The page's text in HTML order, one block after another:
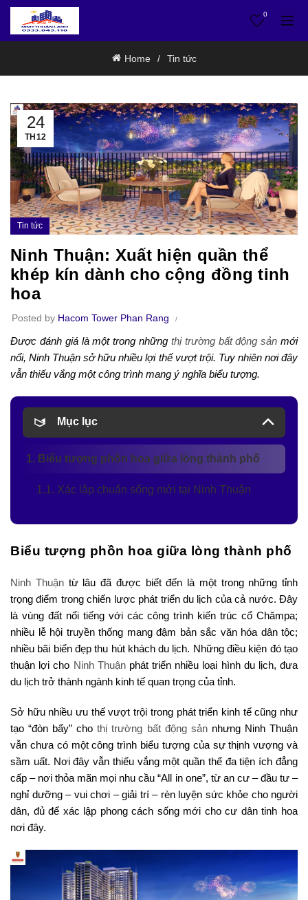
0
Home Tin tức
24
TH12
Tin tức
Ninh Thuận: Xuất hiện quần thể
khép kín dành cho cộng đồng tinh
hoa
Posted by Hacom Tower Phan Rang
Được đánh giá là một trong những thị trường bất động sản mới
nổi, Ninh Thuận sở hữu nhiều lợi thế vượt trội. Tuy nhiên nơi đây
vẫn thiếu vắng một công trình mang ý nghĩa biểu tượng.
Mục lục
1. Biểu tượng phồn hoa giữa lòng thành phố
1.1. Xác lập chuẩn sống mới tại Ninh Thuận
Biểu tượng phồn hoa giữa lòng thành phố
Ninh Thuậntừ lâu đã được biết đến là một trong những tỉnh
trọng điểm trong chiến lược phát triển du lịch của cả nước. Đây
là vùng đất nổi tiếng với các công trình kiến trúc cổ Chămpa;
nhiều lễ hội truyền thống mang đậm bản sắc văn hóa dân tộc;
nhiều bãi biển đẹp thu hút khách du lịch. Những điều kiện đó tạo
thuận lợi cho Ninh Thuậnphát triển nhiều loại hình du lịch, đưa
du lịch trở thành ngành kinh tế quan trọng của tỉnh.
Sở hữu nhiều ưu thế vượt trội trong phát triển kinh tế cũng như
tạo “đòn bẩy” chothị trường bất động sảnnhưng Ninh Thuận
vẫn chưa có một công trình biểu tượng của sự thịnh vượng và
sầm uất. Nơi đây vẫn thiếu vắng một quần thể đa tiện ích đẳng
cấp – nơi thỏa mãn mọi nhu cầu “All in one”, từ an cư – đầu tư –
nghỉ dưỡng – vui chơi – giải trí – rèn luyện sức khỏe cho người
dân, đủ để xác lập phong cách sống mới cho cư dân tinh hoa
nơi đây.